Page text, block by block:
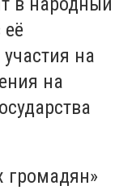
на
на
громадян»